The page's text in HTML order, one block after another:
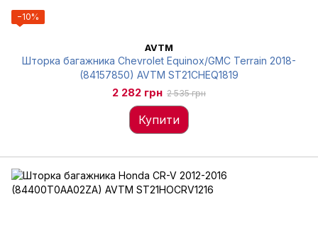
−10%
AVTM
Шторка багажника Chevrolet Equinox/GMC Terrain 2018-
(84157850) AVTM ST21CHEQ1819
2 282 грн 2 535 грн
Купити